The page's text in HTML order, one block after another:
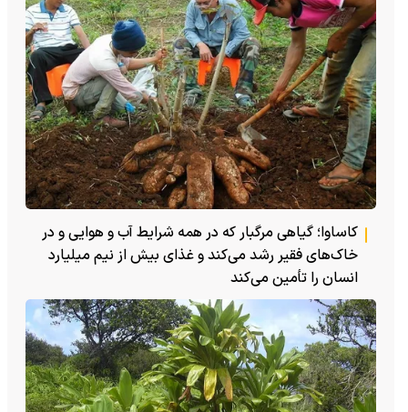
کاساوا؛ گیاهی مرگبار که در همه شرایط آب و هوایی و در
خاک‌های فقیر رشد می‌کند و غذای بیش از نیم میلیارد
انسان را تأمین می‌کند